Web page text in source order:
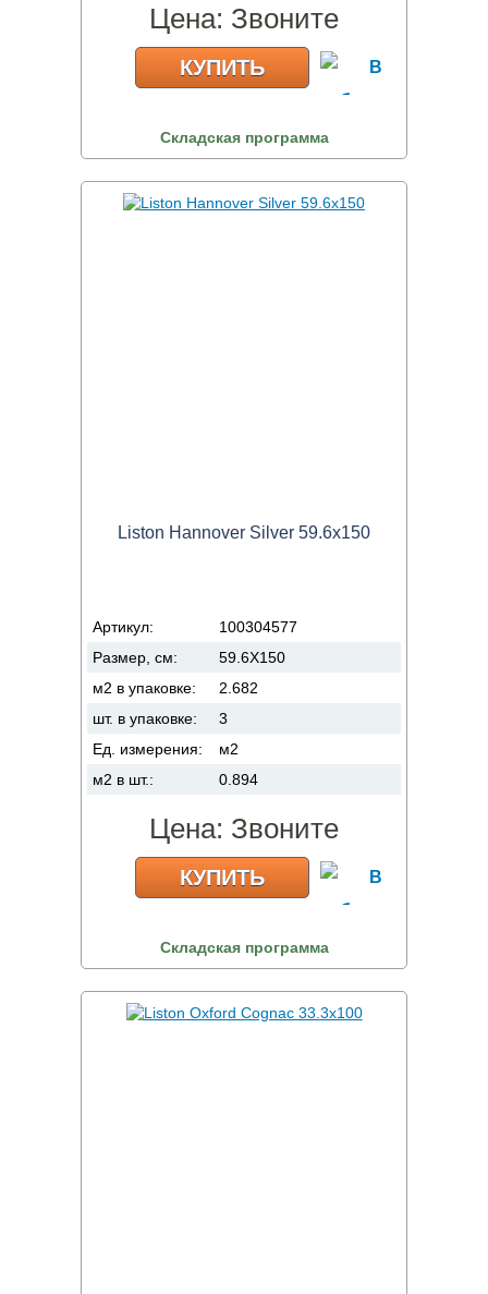
Цена: Звоните
КУПИТЬ
Складская программа
Liston Hannover Silver 59.6x150
Артикул:
100304577
Размер, см:
59.6X150
м2 в упаковке:
2.682
шт. в упаковке:
3
Ед. измерения:
м2
м2 в шт.:
0.894
Цена: Звоните
КУПИТЬ
Складская программа